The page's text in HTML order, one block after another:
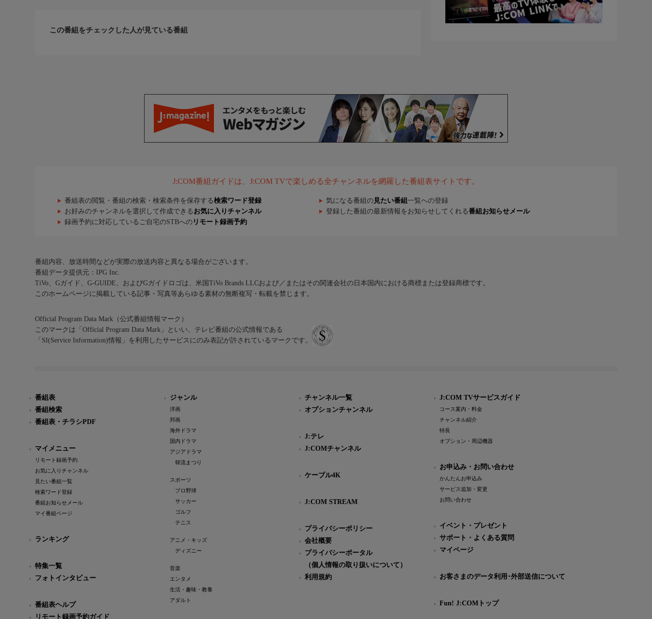
この番組をチェックした人が見ている番組
J:COM番組ガイドは、J:COM TVで楽しめる全チャンネルを網羅した番組表サイトです。
番組表の閲覧・番組の検索・検索条件を保存する検索ワード登録 気になる番組の 見たい番組 一覧への登録
お好みのチャンネルを選択して作成できる お気に入りチャンネル 登録した番組の最新情報をお知らせしてくれる番組お知らせメール
録画予約に対応しているご自宅のSTBへの リモート録画予約
番組内容、放送時間などが実際の放送内容と異なる場合がございます。
番組データ提供元：IPG Inc.
TiVo、Gガイド、G-GUIDE、およびGガイドロゴは、米国TiVo Brands LLCおよび／またはその関連会社の日本国内における商標または登録商標です。
このホームページに掲載している記事・写真等あらゆる素材の無断複写・転載を禁じます。
Official Program Data Mark（公式番組情報マーク）
このマークは「Official Program Data Mark」といい、テレビ番組の公式情報である
「SI(Service Information)情報」を利用したサービスにのみ表記が許されているマークです。
番組表
番組検索
番組表・チラシPDF
マイメニュー
リモート録画予約
お気に入りチャンネル
見たい番組一覧
検索ワード登録
番組お知らせメール
マイ番組ページ
ランキング
特集一覧
フォトインタビュー
番組表ヘルプ
リモート録画予約ガイド
ジャンル
洋画
邦画
海外ドラマ
国内ドラマ
アジアドラマ
韓流まつり
スポーツ
プロ野球
サッカー
ゴルフ
テニス
アニメ・キッズ
ディズニー
音楽
エンタメ
生活・趣味・教養
アダルト
チャンネル一覧
オプションチャンネル
J:テレ
J:COMチャンネル
ケーブル4K
J:COM STREAM
プライバシーポリシー
会社概要
プライバシーポータル
（個人情報の取り扱いについて）
利用規約
J:COM TVサービスガイド
コース案内・料金
チャンネル紹介
特長
オプション・周辺機器
お申込み・お問い合わせ
かんたんお申込み
サービス追加・変更
お問い合わせ
イベント・プレゼント
サポート・よくある質問
マイページ
お客さまのデータ利用･外部送信について
Fun! J:COMトップ